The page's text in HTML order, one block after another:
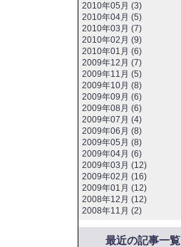
2010年05月 (3)
2010年04月 (5)
2010年03月 (7)
2010年02月 (9)
2010年01月 (6)
2009年12月 (7)
2009年11月 (5)
2009年10月 (8)
2009年09月 (6)
2009年08月 (6)
2009年07月 (4)
2009年06月 (8)
2009年05月 (8)
2009年04月 (6)
2009年03月 (12)
2009年02月 (16)
2009年01月 (12)
2008年12月 (12)
2008年11月 (2)
最近の記事一覧